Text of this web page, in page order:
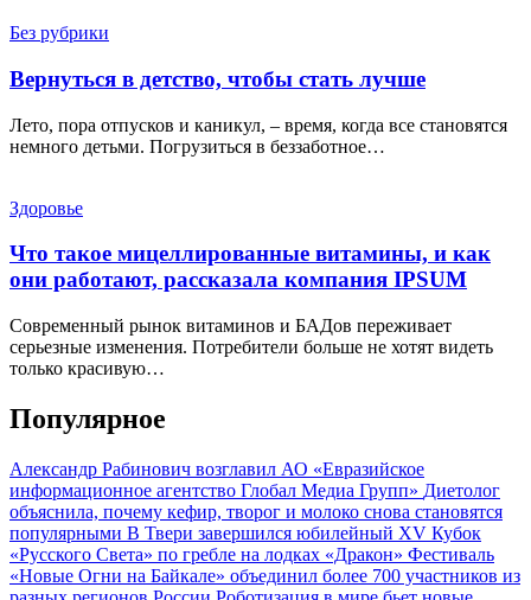
Без рубрики
Вернуться в детство, чтобы стать лучше
Лето, пора отпусков и каникул, – время, когда все становятся
немного детьми. Погрузиться в беззаботное…
Здоровье
Что такое мицеллированные витамины, и как
они работают, рассказала компания IPSUM
Современный рынок витаминов и БАДов переживает
серьезные изменения. Потребители больше не хотят видеть
только красивую…
Популярное
Александр Рабинович возглавил АО «Евразийское
информационное агентство Глобал Медиа Групп» Диетолог
объяснила, почему кефир, творог и молоко снова становятся
популярными В Твери завершился юбилейный XV Кубок
«Русского Света» по гребле на лодках «Дракон» Фестиваль
«Новые Огни на Байкале» объединил более 700 участников из